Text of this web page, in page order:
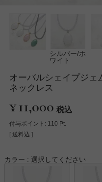
シルバー/ホ
ワイト
オーバルシェイプジェ
ネックレス
¥11,000 税込
付与ポイント: 110 Pt.
送料込
カラー 選択してください